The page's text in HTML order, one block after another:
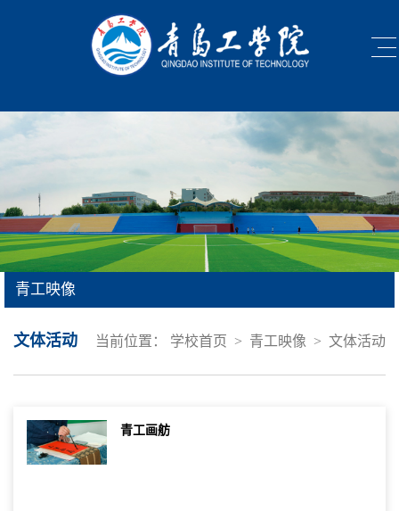
青工映像
当前位置： 学校首页 > 青工映像 > 文体活动
文体活动
青工画舫